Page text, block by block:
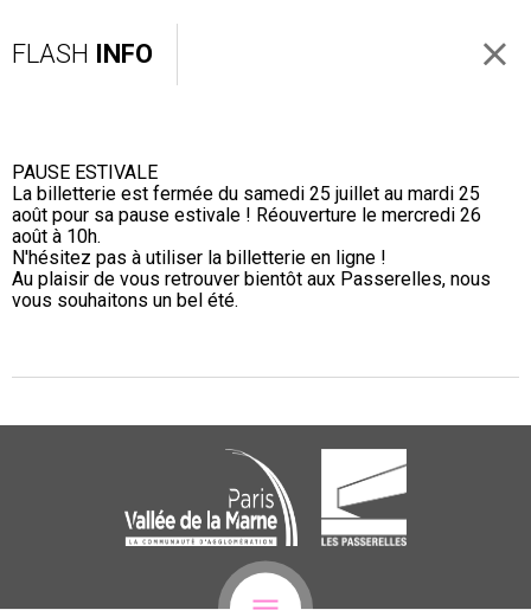
FLASH INFO
PAUSE ESTIVALE
La billetterie est fermée du samedi 25 juillet au mardi 25
août pour sa pause estivale ! Réouverture le mercredi 26
août à 10h.
N'hésitez pas à utiliser la billetterie en ligne !
Au plaisir de vous retrouver bientôt aux Passerelles, nous
vous souhaitons un bel été.